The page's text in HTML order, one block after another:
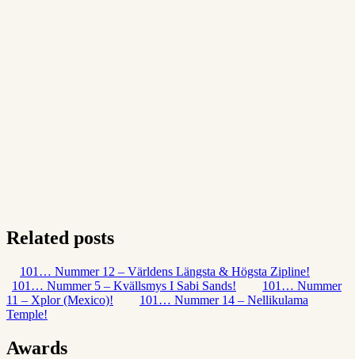
Related posts
101… Nummer 12 – Världens Längsta & Högsta Zipline!
101… Nummer 5 – Kvällsmys I Sabi Sands!
101… Nummer
11 – Xplor (Mexico)!
101… Nummer 14 – Nellikulama
Temple!
Awards